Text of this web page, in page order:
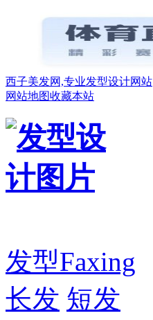
西子美发网,专业发型设计网站
网站地图收藏本站
发型Faxing
长发 短发